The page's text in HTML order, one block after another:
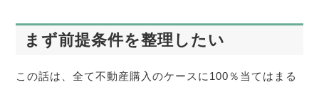
まず前提条件を整理したい
この話は、全て不動産購入のケースに100％当てはまる